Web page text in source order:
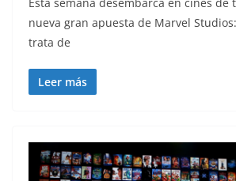
nueva gran apuesta de Marvel
trata de
Leer más